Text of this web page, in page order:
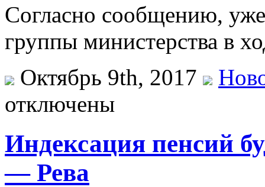
Согласно сообщению, уже
группы министерства в
Октябрь 9th, 2017
отключены
Индексация пенсий
— Рева